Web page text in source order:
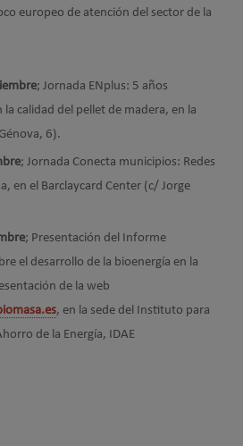
europeo de atención del sector de la
; Jornada ENplus: 5 años
calidad del pellet de madera, en la
6).
; Jornada Conecta municipios: Redes
en el Barclaycard Center (c/ Jorge
; Presentación del Informe
el desarrollo de la bioenergía en la
de la web
, en la sede del Instituto para
de la Energía, IDAE